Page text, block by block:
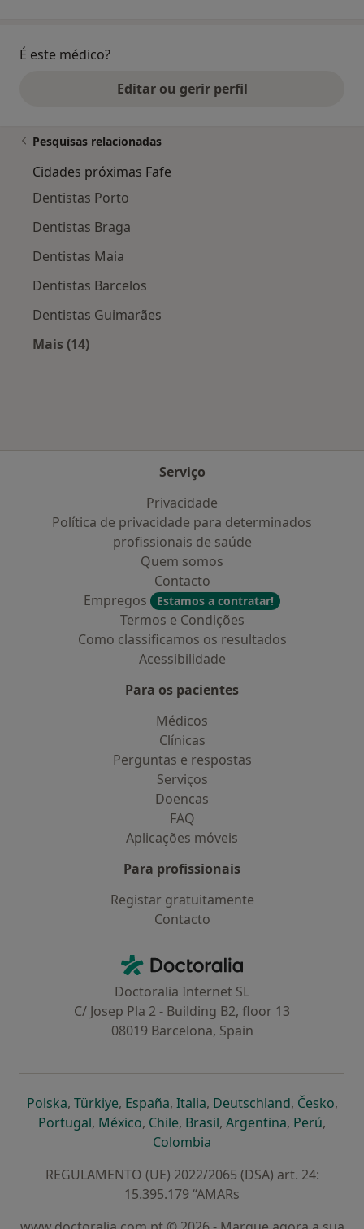
É este médico?
Editar ou gerir perfil
Pesquisas relacionadas
Cidades próximas Fafe
Dentistas Porto
Dentistas Braga
Dentistas Maia
Dentistas Barcelos
Dentistas Guimarães
Mais (14)
Serviço
Privacidade
Política de privacidade para determinados
profissionais de saúde
Quem somos
Contacto
Empregos
Estamos a contratar!
Termos e Condições
Como classificamos os resultados
Acessibilidade
Para os pacientes
Médicos
Clínicas
Perguntas e respostas
Serviços
Doencas
FAQ
Aplicações móveis
Para profissionais
Registar gratuitamente
Contacto
Doctoralia - Homepage
Doctoralia Internet SL
C/ Josep Pla 2 - Building B2, floor 13
08019 Barcelona, Spain
Polskaabre num novo separador
, Türkiyeabre num novo separador
, Españaabre num novo separador
, Italiaabre num novo
, Deutschlandabre num
, Česko,
Portugalabre num novo separador
, Méxicoabre num novo separador
, Chileabre num novo separador
, Brasilabre num novo
, Argentinaabre num
, Perúabre
,
Colombia
REGULAMENTO (UE) 2022/2065 (DSA) art. 24:
15.395.179 “AMARs